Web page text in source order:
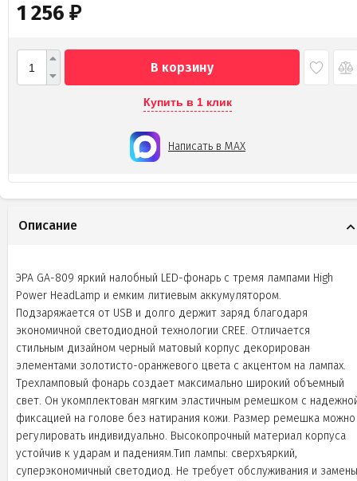
1 256 ₽
В корзину
Купить в 1 клик
Написать в MAX
Описание
ЭРА GA-809 яркий налобный LED-фонарь с тремя лампами High
Power HeadLamp и емким литиевым аккумулятором.
Подзаряжается от USB и долго держит заряд благодаря
экономичной светодиодной технологии CREE. Отличается
стильным дизайном черный матовый корпус декорирован
элементами золотисто-оранжевого цвета с акцентом на лампах.
Трехламповый фонарь создает максимально широкий объемный
свет. Он укомплектован мягким эластичным ремешком с
фиксацией на голове без натирания кожи. Размер ремешка можно
регулировать индивидуально. Высокопрочный материал корпуса
устойчив к ударам и падениям.Тип лампы: сверхъяркий,
суперэкономичный светодиод. Не требует обслуживания и замены